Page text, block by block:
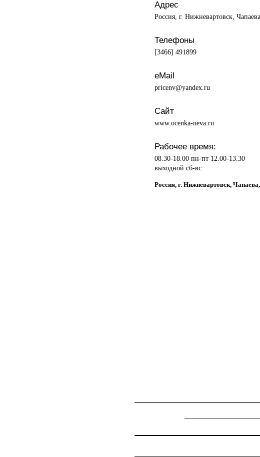
Адрес
Россия, г. Нижневартовск,
Телефоны
[3466] 491899
eMail
pricenv@yandex.ru
Сайт
www.ocenka-neva.ru
Рабочее время:
08.30-18.00 пн-пт 12.00-13.30
выходной сб-вс
Россия, г. Нижневартовск,